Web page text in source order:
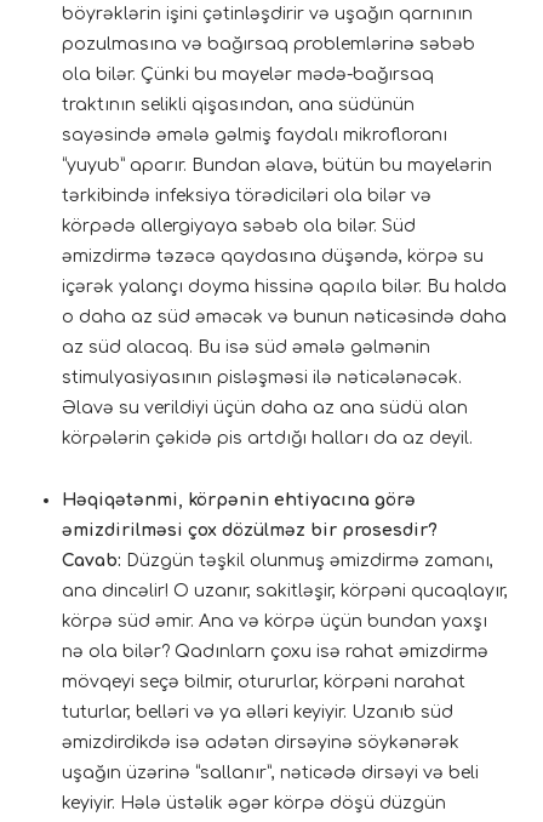
böyrəklərin işini çətinləşdirir və uşağın qarnının
pozulmasına və bağırsaq problemlərinə səbəb
ola bilər. Çünki bu mayelər mədə-bağırsaq
traktının selikli qişasından, ana südünün
sayəsində əmələ gəlmiş faydalı mikrofloranı
“yuyub” aparır. Bundan əlavə, bütün bu mayelərin
tərkibində infeksiya törədiciləri ola bilər və
körpədə allergiyaya səbəb ola bilər. Süd
əmizdirmə təzəcə qaydasına düşəndə, körpə su
içərək yalançı doyma hissinə qapıla bilər. Bu halda
o daha az süd əməcək və bunun nəticəsində daha
az süd alacaq. Bu isə süd əmələ gəlmənin
stimulyasiyasının pisləşməsi ilə nəticələnəcək.
Əlavə su verildiyi üçün daha az ana südü alan
körpələrin çəkidə pis artdığı halları da az deyil.
Həqiqətənmi, körpənin ehtiyacına görə
əmizdirilməsi çox dözülməz bir prosesdir?
Cavab: Düzgün təşkil olunmuş əmizdirmə zamanı,
ana dincəlir! O uzanır, sakitləşir, körpəni qucaqlayır,
körpə süd əmir. Ana və körpə üçün bundan yaxşı
nə ola bilər? Qadınlarn çoxu isə rahat əmizdirmə
mövqeyi seçə bilmir, otururlar, körpəni narahat
tuturlar, belləri və ya əlləri keyiyir. Uzanıb süd
əmizdirdikdə isə adətən dirsəyinə söykənərək
uşağın üzərinə “sallanır”, nəticədə dirsəyi və beli
keyiyir. Hələ üstəlik əgər körpə döşü düzgün